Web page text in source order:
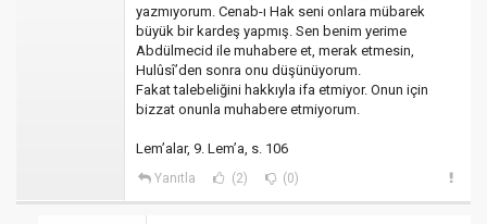
yazmıyorum. Cenab-ı Hak seni onlara mübarek
büyük bir kardeş yapmış. Sen benim yerime
Abdülmecid ile muhabere et, merak etmesin,
Hulûsî’den sonra onu düşünüyorum.
Fakat talebeliğini hakkıyla ifa etmiyor. Onun için
bizzat onunla muhabere etmiyorum.
Lem’alar, 9. Lem’a, s. 106
Yanıtla (2) (0)